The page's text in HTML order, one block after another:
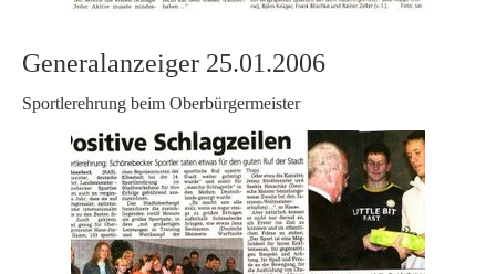
Generalanzeiger 25.01.2006
Sportlerehrung beim Oberbürgermeister